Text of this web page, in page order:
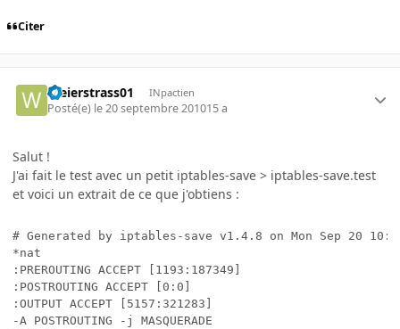
Citer
Weierstrass01 INpactien
Posté(e) le 20 septembre 201015 a
Salut !
J'ai fait le test avec un petit iptables-save > iptables-save.test
et voici un extrait de ce que j'obtiens :
# Generated by iptables-save v1.4.8 on Mon Sep 20
*nat
:PREROUTING ACCEPT [1193:187349]
:POSTROUTING ACCEPT [0:0]
:OUTPUT ACCEPT [5157:321283]
-A POSTROUTING -j MASQUERADE